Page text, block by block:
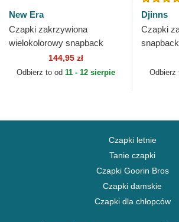
New Era
Czapki zakrzywiona
wielokolorowy snapback
9FORTY E Frame Camo
Patch New Era
144,95 zł
Odbierz to od 11 - 12 sierpie
Djinns
Czapki
Odbierz
Czapki letnie
Tanie czapki
Czapki Goorin Bros
Czapki damskie
Czapki dla chłopców